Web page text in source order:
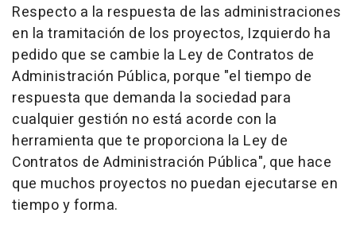
Respecto a la respuesta de las administraciones
en la tramitación de los proyectos, Izquierdo ha
pedido que se cambie la Ley de Contratos de
Administración Pública, porque "el tiempo de
respuesta que demanda la sociedad para
cualquier gestión no está acorde con la
herramienta que te proporciona la Ley de
Contratos de Administración Pública", que hace
que muchos proyectos no puedan ejecutarse en
tiempo y forma.